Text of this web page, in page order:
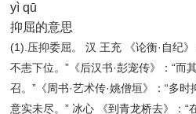
yì qū
抑屈的意思
(1).压抑委屈。 汉 王充 《论衡·自纪
不恚下位。”《后汉书·彭宠传》：“而
召。”《周书·艺术传·姚僧垣》：“多
意实未尽。” 冰心 《到青龙桥去》：